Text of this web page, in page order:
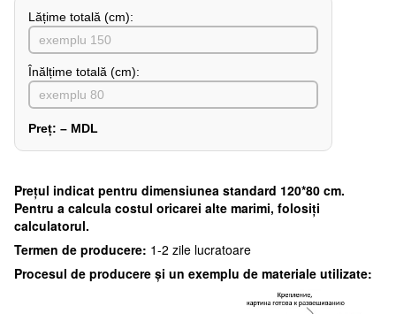
Lățime totală (cm):
Înălțime totală (cm):
Preț: – MDL
Preţul indicat pentru dimensiunea standard 120*80 cm.
Pentru a calcula costul oricarei alte marimi, folosiți
calculatorul.
Termen de producere: 1-2 zile lucratoare
Procesul de producere și un exemplu de materiale utilizate: